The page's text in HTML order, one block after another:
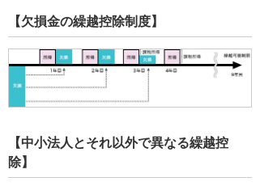
【欠損金の繰越控除制度】
【中小法人とそれ以外で異なる繰越控
除】